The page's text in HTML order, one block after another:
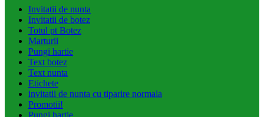
Invitatii de nunta
Invitatii de botez
Totul pt Botez
Marturii
Pungi hartie
Text botez
Text nunta
Etichete
invitatii de nunta cu tiparire normala
Promotii!
Pungi hartie